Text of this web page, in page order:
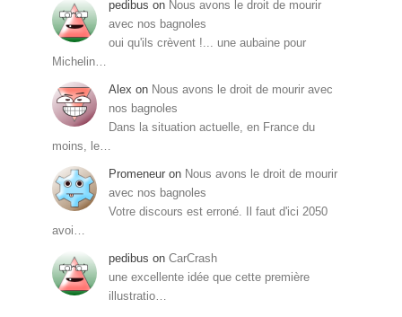
pedibus on Nous avons le droit de mourir
avec nos bagnoles
oui qu'ils crèvent !... une aubaine pour
Michelin…
Alex on Nous avons le droit de mourir avec
nos bagnoles
Dans la situation actuelle, en France du
moins, le…
Promeneur on Nous avons le droit de mourir
avec nos bagnoles
Votre discours est erroné. Il faut d'ici 2050
avoi…
pedibus on CarCrash
une excellente idée que cette première
illustratio…